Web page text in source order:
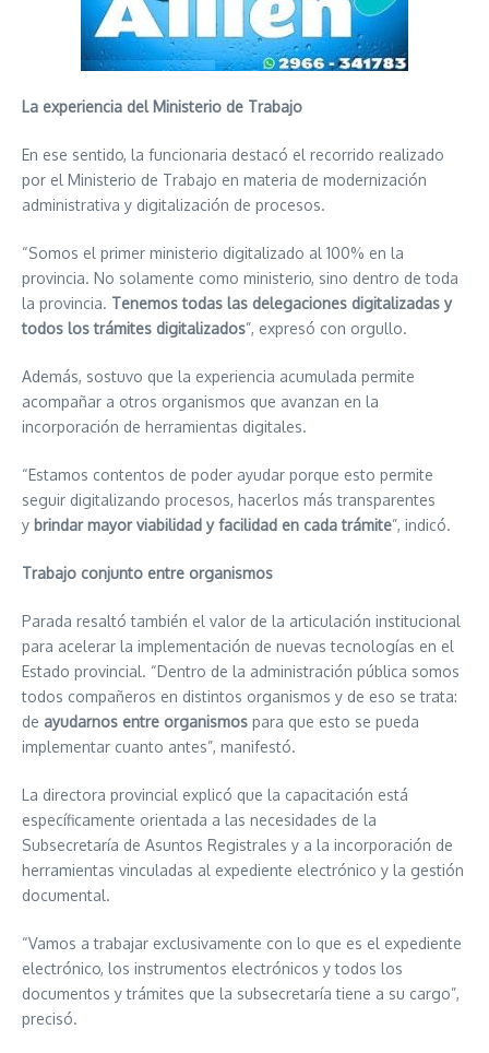
La experiencia del Ministerio de Trabajo
En ese sentido, la funcionaria destacó el recorrido realizado
por el Ministerio de Trabajo en materia de modernización
administrativa y digitalización de procesos.
“Somos el primer ministerio digitalizado al 100% en la
provincia. No solamente como ministerio, sino dentro de toda
la provincia. Tenemos todas las delegaciones digitalizadas y
todos los trámites digitalizados”, expresó con orgullo.
Además, sostuvo que la experiencia acumulada permite
acompañar a otros organismos que avanzan en la
incorporación de herramientas digitales.
“Estamos contentos de poder ayudar porque esto permite
seguir digitalizando procesos, hacerlos más transparentes
y brindar mayor viabilidad y facilidad en cada trámite”, indicó.
Trabajo conjunto entre organismos
Parada resaltó también el valor de la articulación institucional
para acelerar la implementación de nuevas tecnologías en el
Estado provincial. “Dentro de la administración pública somos
todos compañeros en distintos organismos y de eso se trata:
de ayudarnos entre organismos para que esto se pueda
implementar cuanto antes”, manifestó.
La directora provincial explicó que la capacitación está
específicamente orientada a las necesidades de la
Subsecretaría de Asuntos Registrales y a la incorporación de
herramientas vinculadas al expediente electrónico y la gestión
documental.
“Vamos a trabajar exclusivamente con lo que es el expediente
electrónico, los instrumentos electrónicos y todos los
documentos y trámites que la subsecretaría tiene a su cargo”,
precisó.